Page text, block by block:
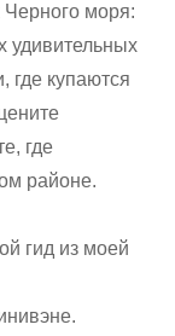
Черного моря:
удивительных
где купаются
где
районе.
гид из моей